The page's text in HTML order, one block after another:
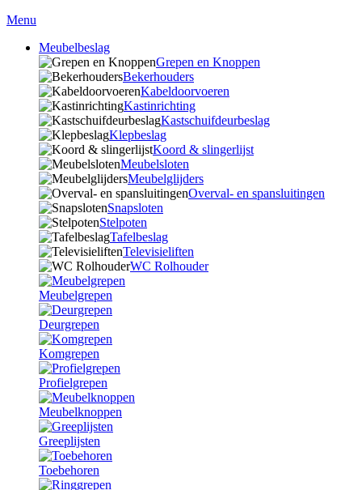
Menu
Meubelbeslag
Grepen en Knoppen
Bekerhouders
Kabeldoorvoeren
Kastinrichting
Kastschuifdeurbeslag
Klepbeslag
Koord & slingerlijst
Meubelsloten
Meubelglijders
Overval- en spansluitingen
Snapsloten
Stelpoten
Tafelbeslag
Televisieliften
WC Rolhouder
Meubelgrepen
Deurgrepen
Komgrepen
Profielgrepen
Meubelknoppen
Greeplijsten
Toebehoren